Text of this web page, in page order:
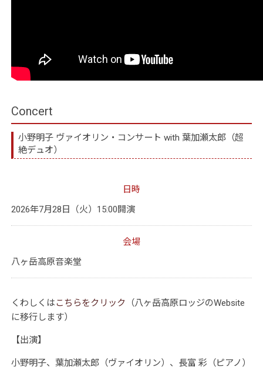
Concert
小野明子 ヴァイオリン・コンサート with 葉加瀬太郎（超
絶デュオ）
日時
2026年7月28日（火）15:00開演
会場
八ヶ岳高原音楽堂
くわしくはこちらをクリック
（八ヶ岳高原ロッジのWebsite
に移行します）
【出演】
小野明子、葉加瀬太郎（ヴァイオリン）、長富 彩 （ピアノ）